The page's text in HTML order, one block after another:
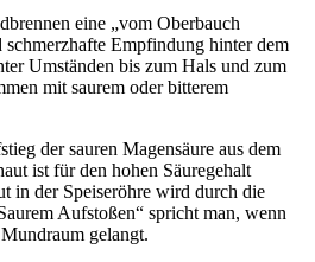
eine „vom Oberbauch
schmerzhafte Empfindung hinter dem
Umständen bis zum Hals und zum
mit saurem oder bitterem
der sauren Magensäure aus dem
ist für den hohen Säuregehalt
in der Speiseröhre wird durch die
Aufstoßen“ spricht man, wenn
gelangt.